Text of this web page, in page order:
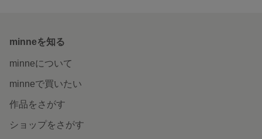
minneを知る
minneについて
minneで買いたい
作品をさがす
ショップをさがす